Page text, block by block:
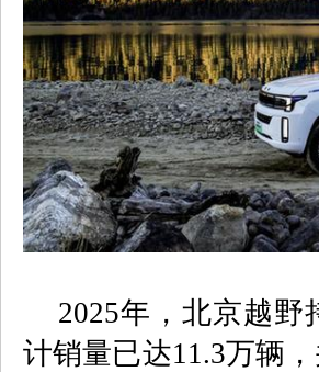
2025年，北京越野
计销量已达11.3万辆